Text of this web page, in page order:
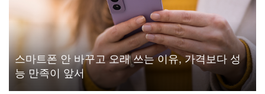
스마트폰 안 바꾸고 오래 쓰는 이유, 가격보다 성
능 만족이 앞서